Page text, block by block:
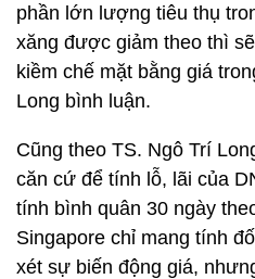
phần lớn lượng tiêu thụ
xăng được giảm theo thì
kiềm chế mặt bằng giá
Long bình luận.
Cũng theo TS. Ngô Trí
căn cứ để tính lỗ, lãi của
tính bình quân 30 ngày
Singapore chỉ mang tính
xét sự biến động giá,